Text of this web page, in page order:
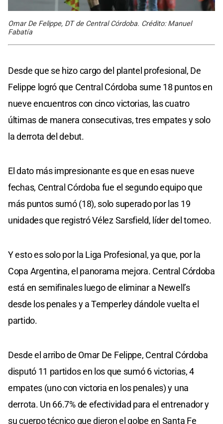
Omar De Felippe, DT de Central Córdoba. Crédito: Manuel
Fabatía
Desde que se hizo cargo del plantel profesional, De
Felippe logró que Central Córdoba sume 18 puntos en
nueve encuentros con cinco victorias, las cuatro
últimas de manera consecutivas, tres empates y solo
la derrota del debut.
El dato más impresionante es que en esas nueve
fechas, Central Córdoba fue el segundo equipo que
más puntos sumó (18), solo superado por las 19
unidades que registró Vélez Sarsfield, líder del torneo.
Y esto es solo por la Liga Profesional, ya que, por la
Copa Argentina, el panorama mejora. Central Córdoba
está en semifinales luego de eliminar a Newell’s
desde los penales y a Temperley dándole vuelta el
partido.
Desde el arribo de Omar De Felippe, Central Córdoba
disputó 11 partidos en los que sumó 6 victorias, 4
empates (uno con victoria en los penales) y una
derrota. Un 66.7% de efectividad para el entrenador y
su cuerpo técnico que dieron el golpe en Santa Fe